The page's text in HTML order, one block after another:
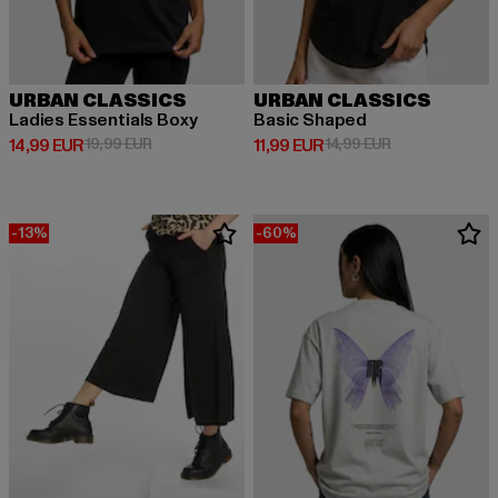
URBAN CLASSICS
Ladies Essentials Boxy
14,99 EUR
Derzeitiger Preis: 14,99 EUR
19,99 EURAktionspreis: 19,99 EUR
URBAN CLASSICS
Basic Shaped
11,99 EUR
Derzeitiger Preis: 11,99 EUR
14,99 EURAktionspreis:
-13% -60%